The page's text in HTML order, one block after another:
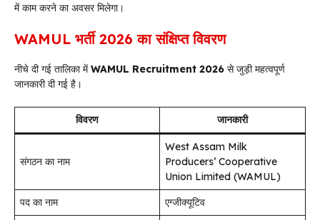
में काम करने का अवसर मिलेगा।
WAMUL भर्ती 2026 का संक्षिप्त विवरण
नीचे दी गई तालिका मेंWAMUL Recruitment 2026 से जुड़ी महत्वपूर्ण
जानकारी दी गई है।
विवरण जानकारी
संगठन का नाम
West Assam Milk
Producers’ Cooperative
Union Limited (WAMUL)
पद का नाम
एग्जीक्यूटिव